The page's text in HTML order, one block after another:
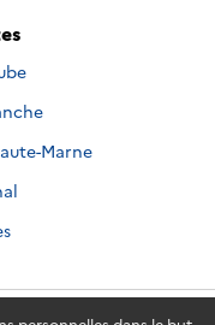
Marne